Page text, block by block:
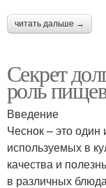
читать дальше →
Секрет
роль
Введение
Чеснок – это
используемых в
качества и
в различных